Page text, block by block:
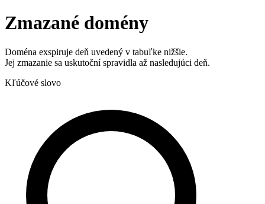
Zmazané domény
Doména exspiruje deň uvedený v tabuľke nižšie.
Jej zmazanie sa uskutoční spravidla až nasledujúci deň.
Kľúčové slovo